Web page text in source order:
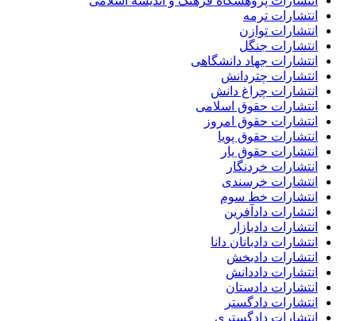
انتشارات ترمه
انتشارات توازن
انتشارات جنگل
انتشارات جهاد دانشگاهی
انتشارات چتردانش
انتشارات چراغ دانش
انتشارات حقوق اسلامی
انتشارات حقوق امروز
انتشارات حقوق پویا
انتشارات حقوق یار
انتشارات خردنگار
انتشارات خرسندی
انتشارات خط سوم
انتشارات دادآفرین
انتشارات دادبازار
انتشارات دادبانان دانا
انتشارات دادبخش
انتشارات داددانش
انتشارات دادستان
انتشارات دادگستر
انتشارات دادگستری